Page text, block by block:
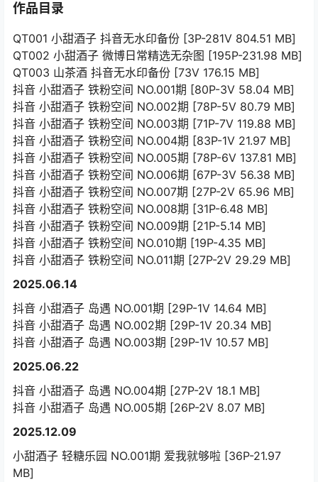
作品目录
QT001 小甜酒子 抖音无水印备份 [3P-281V 804.51 MB]
QT002 小甜酒子 微博日常精选无杂图 [195P-231.98 MB]
QT003 山茶酒 抖音无水印备份 [73V 176.15 MB]
抖音 小甜酒子 铁粉空间 NO.001期 [80P-3V 58.04 MB]
抖音 小甜酒子 铁粉空间 NO.002期 [78P-5V 80.79 MB]
抖音 小甜酒子 铁粉空间 NO.003期 [71P-7V 119.88 MB]
抖音 小甜酒子 铁粉空间 NO.004期 [83P-1V 21.97 MB]
抖音 小甜酒子 铁粉空间 NO.005期 [78P-6V 137.81 MB]
抖音 小甜酒子 铁粉空间 NO.006期 [67P-3V 56.38 MB]
抖音 小甜酒子 铁粉空间 NO.007期 [27P-2V 65.96 MB]
抖音 小甜酒子 铁粉空间 NO.008期 [31P-6.48 MB]
抖音 小甜酒子 铁粉空间 NO.009期 [21P-5.14 MB]
抖音 小甜酒子 铁粉空间 NO.010期 [19P-4.35 MB]
抖音 小甜酒子 铁粉空间 NO.011期 [27P-2V 29.29 MB]
2025.06.14
抖音 小甜酒子 岛遇 NO.001期 [29P-1V 14.64 MB]
抖音 小甜酒子 岛遇 NO.002期 [29P-1V 20.34 MB]
抖音 小甜酒子 岛遇 NO.003期 [29P-1V 10.57 MB]
2025.06.22
抖音 小甜酒子 岛遇 NO.004期 [27P-2V 18.1 MB]
抖音 小甜酒子 岛遇 NO.005期 [26P-2V 8.07 MB]
2025.12.09
小甜酒子 轻糖乐园 NO.001期 爱我就够啦 [36P-21.97
MB]